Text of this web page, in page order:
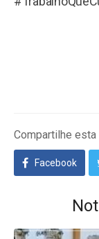
Compartilhe esta
Facebook